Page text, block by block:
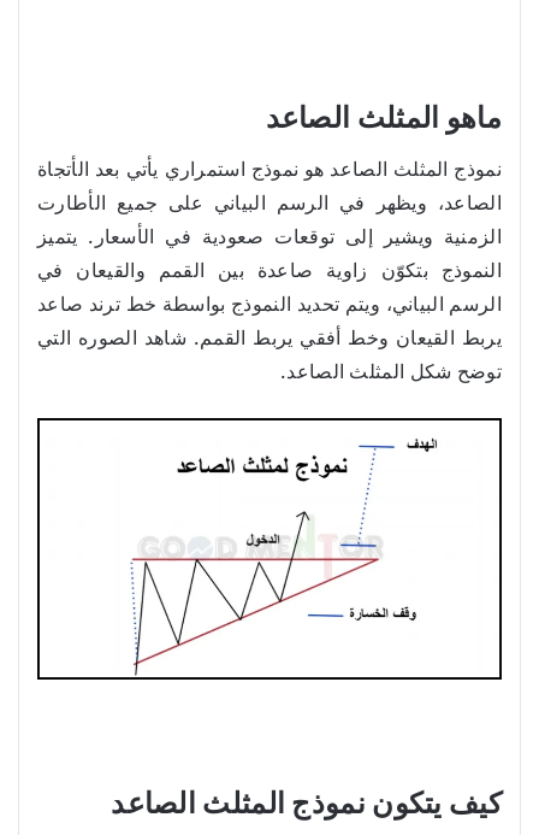
ماهو المثلث الصاعد
نموذج المثلث الصاعد هو نموذج استمراري يأتي بعد الأتجاة
الصاعد، ويظهر في الرسم البياني على جميع الأطارت
الزمنية ويشير إلى توقعات صعودية في الأسعار. يتميز
النموذج بتكوّن زاوية صاعدة بين القمم والقيعان في
الرسم البياني، ويتم تحديد النموذج بواسطة خط ترند صاعد
يربط القيعان وخط أفقي يربط القمم. شاهد الصوره التي
توضح شكل المثلث الصاعد.
كيف يتكون نموذج المثلث الصاعد